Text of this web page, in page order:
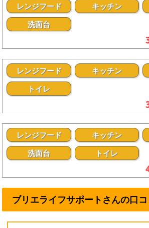
レンジフード キッチン
洗面台
レンジフード キッチン
トイレ
レンジフード キッチン
洗面台
トイレ
ブリエライフサポートさんの口